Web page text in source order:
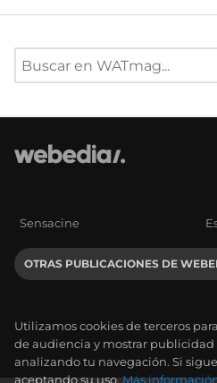
Sensacine
OTRAS PUBLICACIONES DE
Utilizamos cookies de terceros
de audiencia y mostrar publicidad
analizando tu navegación. Si
aceptando su uso.Más